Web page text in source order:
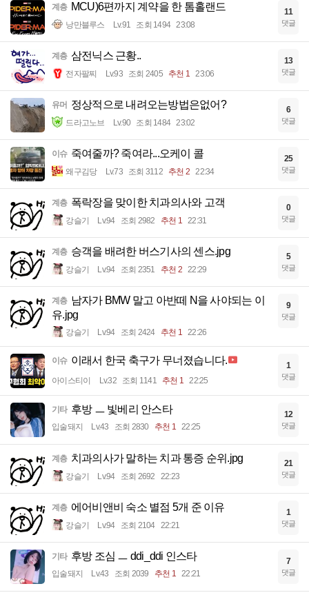
계층 MCU)6편까지 계약을 한 톰홀랜드
낭만블루스 Lv.91 조회 1494 23:08
11
댓글
계층 삼전닉스 근황..
전자팔찌 Lv.93 조회 2405 추천 1 23:06
13
댓글
유머 정상적으로 내려오는방법은없어?
드라고노브 Lv.90 조회 1484 23:02
6
댓글
이슈 죽여줄까? 죽여라...오케이 콜
왜구김당 Lv.73 조회 3112 추천 2 22:34
25
댓글
계층 폭락장을 맞이한 치과의사와 고객
강슬기 Lv.94 조회 2982 추천 1 22:31
0
댓글
계층 승객을 배려한 버스기사의 센스.jpg
강슬기 Lv.94 조회 2351 추천 2 22:29
5
댓글
계층 남자가 BMW 말고 아반떼 N을 사야되는 이
유.jpg
강슬기 Lv.94 조회 2424 추천 1 22:26
9
댓글
이슈 이래서 한국 축구가 무너졌습니다.
아이스티이 Lv.32 조회 1141 추천 1 22:25
1
댓글
기타 후방 ㅡ 빛베리 안스타
입술돼지 Lv.43 조회 2830 추천 1 22:25
12
댓글
계층 치과의사가 말하는 치과 통증 순위.jpg
강슬기 Lv.94 조회 2692 22:23
21
댓글
계층 에어비앤비 숙소 별점 5개 준 이유
강슬기 Lv.94 조회 2104 22:21
1
댓글
기타 후방 조심 ㅡ ddi_ddi 인스타
입술돼지 Lv.43 조회 2039 추천 1 22:21
7
댓글